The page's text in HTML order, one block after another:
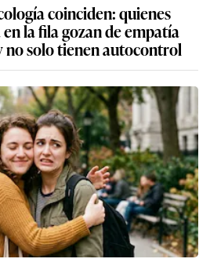
coinciden: quienes
la fila gozan de empatía
solo tienen autocontrol